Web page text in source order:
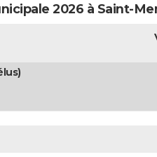
2026 à Saint-